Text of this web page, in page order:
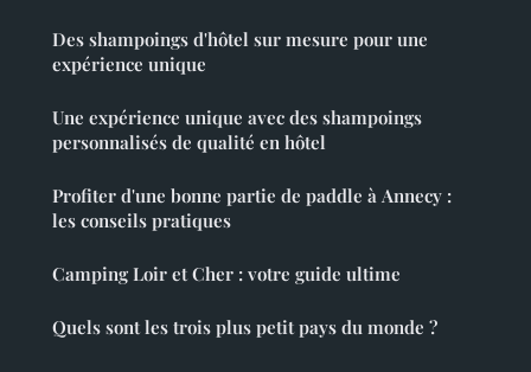
Des shampoings d'hôtel sur mesure pour une
expérience unique
Une expérience unique avec des shampoings
personnalisés de qualité en hôtel
Profiter d'une bonne partie de paddle à Annecy :
les conseils pratiques
Camping Loir et Cher : votre guide ultime
Quels sont les trois plus petit pays du monde ?